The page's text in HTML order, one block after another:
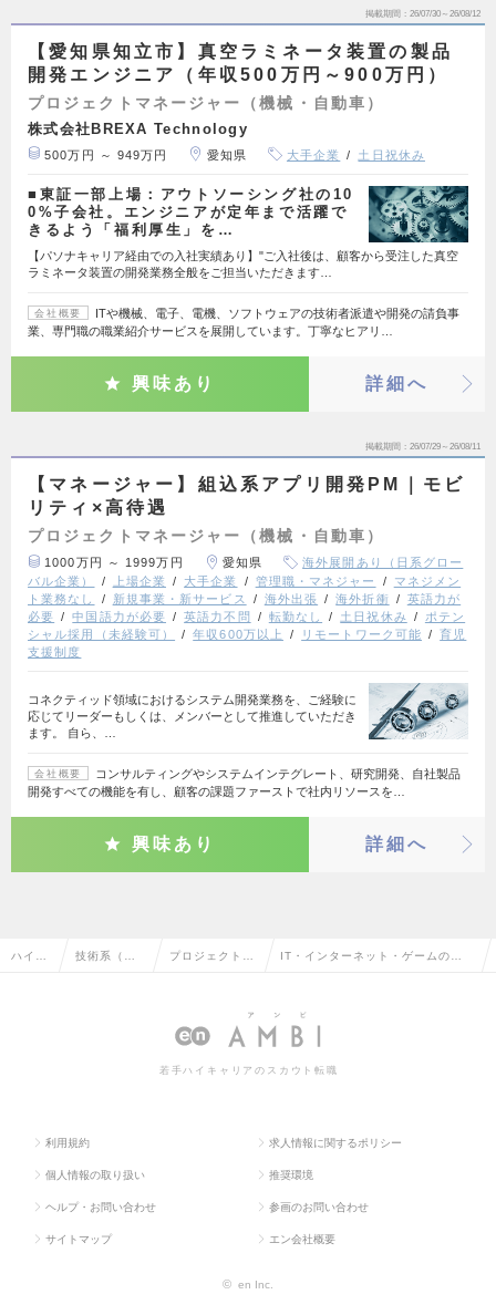
掲載期間 26/07/30～26/08/12
【愛知県知立市】真空ラミネータ装置の製品
開発エンジニア（年収500万円～900万円）
プロジェクトマネージャー（機械・自動車）
株式会社BREXA Technology
500万円 ～ 949万円 愛知県 大手企業 土日祝休み
■東証一部上場：アウトソーシング社の10
0%子会社。エンジニアが定年まで活躍で
きるよう「福利厚生」を…
【パソナキャリア経由での入社実績あり】"ご入社後は、顧客から受注した真空
ラミネータ装置の開発業務全般をご担当いただきます…
会社概要
ITや機械、電子、電機、ソフトウェアの技術者派遣や開発の請負事
業、専門職の職業紹介サービスを展開しています。丁寧なヒアリ…
興味あり 詳細へ
掲載期間 26/07/29～26/08/11
【マネージャー】組込系アプリ開発PM｜モビ
リティ×高待遇
プロジェクトマネージャー（機械・自動車）
1000万円 ～ 1999万円 愛知県
海外展開あり（日系グロー
バル企業）
上場企業 大手企業 管理職・マネジャー
マネジメン
ト業務なし
新規事業・新サービス 海外出張 海外折衝
英語力が
必要
中国語力が必要 英語力不問 転勤なし 土日祝休み
ポテン
シャル採用（未経験可）
年収600万以上 リモートワーク可能
育児
支援制度
コネクティッド領域におけるシステム開発業務を、ご経験に
応じてリーダーもしくは、メンバーとして推進していただき
ます。 自ら、…
会社概要
コンサルティングやシステムインテグレート、研究開発、自社製品
開発すべての機能を有し、顧客の課題ファーストで社内リソースを…
興味あり 詳細へ
ハイク 技術系（機 プロジェクトマ
械・自動車）
IT・インターネット・ゲームのプ
自動車）の転職・求人情報一覧
若手ハイキャリアのスカウト転職
利用規約 求人情報に関するポリシー
個人情報の取り扱い 推奨環境
ヘルプ・お問い合わせ 参画のお問い合わせ
サイトマップ エン会社概要
© en Inc.